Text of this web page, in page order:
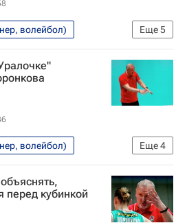
Еще5
волейбол)
волейбола (ВФВ)
Еще4
волейбол)
Уралочка-НТМК
перед кубинкой